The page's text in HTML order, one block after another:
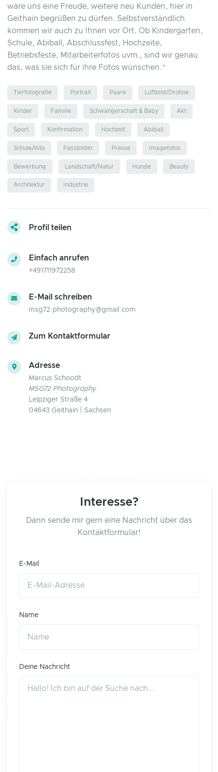
wäre uns eine Freude, weitere neu Kunden, hier in
Geithain begrüßen zu dürfen. Selbstverständlich
kommen wir auch zu Ihnen vor Ort. Ob Kindergarten,
Schule, Abiball, Abschlussfest, Hochzeite,
Betriebsfeste, Mitarbeiterfotos uvm., sind wir genau
das, was sie sich für ihre Fotos wünschen.“
Tierfotografie Portrait Paare Luftbild/Drohne
Kinder Familie Schwangerschaft & Baby Akt
Sport Konfirmation Hochzeit Abiball
Schule/Kita Passbilder Presse Imagefotos
Bewerbung Landschaft/Natur Hunde Beauty
Architektur Industrie
Profil teilen
Einfach anrufen
+491711972258
E-Mail schreiben
msg72.photography@gmail.com
Zum Kontaktformular
Adresse
Marcus Schoodt
MSG72 Photography
Leipziger Straße 4
04643 Geithain | Sachsen
Interesse?
Dann sende mir gern eine Nachricht über das
Kontaktformular!
E-Mail
Name
Deine Nachricht